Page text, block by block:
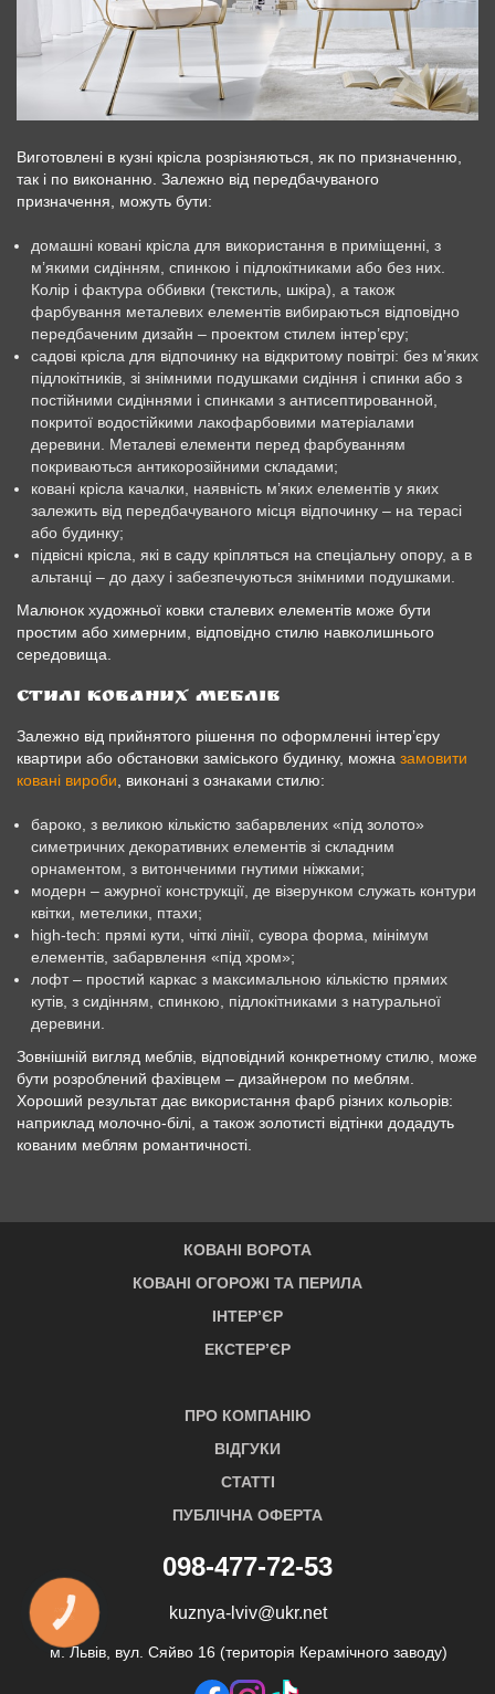
Виготовлені в кузні крісла розрізняються, як по призначенню,
так і по виконанню. Залежно від передбачуваного
призначення, можуть бути:
домашні ковані крісла для використання в приміщенні, з
м’якими сидінням, спинкою і підлокітниками або без них.
Колір і фактура оббивки (текстиль, шкіра), а також
фарбування металевих елементів вибираються відповідно
передбаченим дизайн – проектом стилем інтер’єру;
садові крісла для відпочинку на відкритому повітрі: без м’яких
підлокітників, зі знімними подушками сидіння і спинки або з
постійними сидіннями і спинками з антисептированной,
покритої водостійкими лакофарбовими матеріалами
деревини. Металеві елементи перед фарбуванням
покриваються антикорозійними складами;
ковані крісла качалки, наявність м’яких елементів у яких
залежить від передбачуваного місця відпочинку – на терасі
або будинку;
підвісні крісла, які в саду кріпляться на спеціальну опору, а в
альтанці – до даху і забезпечуються знімними подушками.
Малюнок художньої ковки сталевих елементів може бути
простим або химерним, відповідно стилю навколишнього
середовища.
Стилі кованих меблів
Залежно від прийнятого рішення по оформленні інтер’єру
квартири або обстановки заміського будинку, можна замовити
ковані вироби, виконані з ознаками стилю:
бароко, з великою кількістю забарвлених «під золото»
симетричних декоративних елементів зі складним
орнаментом, з витонченими гнутими ніжками;
модерн – ажурної конструкції, де візерунком служать контури
квітки, метелики, птахи;
high-tech: прямі кути, чіткі лінії, сувора форма, мінімум
елементів, забарвлення «під хром»;
лофт – простий каркас з максимальною кількістю прямих
кутів, з сидінням, спинкою, підлокітниками з натуральної
деревини.
Зовнішній вигляд меблів, відповідний конкретному стилю, може
бути розроблений фахівцем – дизайнером по меблям.
Хороший результат дає використання фарб різних кольорів:
наприклад молочно-білі, а також золотисті відтінки додадуть
кованим меблям романтичності.
КОВАНІ ВОРОТА
КОВАНІ ОГОРОЖІ ТА ПЕРИЛА
ІНТЕР’ЄР
ЕКСТЕР’ЄР
ПРО КОМПАНІЮ
ВІДГУКИ
СТАТТІ
ПУБЛІЧНА ОФЕРТА
098-477-72-53
kuznya-lviv@ukr.net
м. Львів, вул. Сяйво 16 (територія Керамічного заводу)
КНОПКА
ЗВ'ЯЗКУ